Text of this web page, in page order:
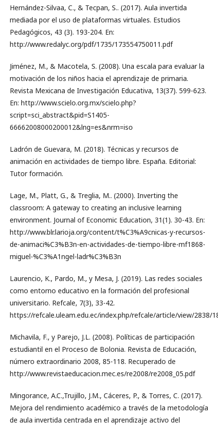
Hernández-Silvaa, C., & Tecpan, S.. (2017). Aula invertida
mediada por el uso de plataformas virtuales. Estudios
Pedagógicos, 43 (3). 193-204. En:
http://www.redalyc.org/pdf/1735/173554750011.pdf
Jiménez, M., & Macotela, S. (2008). Una escala para evaluar la
motivación de los niños hacia el aprendizaje de primaria.
Revista Mexicana de Investigación Educativa, 13(37). 599-623.
En: http://www.scielo.org.mx/scielo.php?
script=sci_abstract&pid=S1405-
66662008000200012&lng=es&nrm=iso
Ladrón de Guevara, M. (2018). Técnicas y recursos de
animación en actividades de tiempo libre. España. Editorial:
Tutor formación.
Lage, M., Platt, G., & Treglia, M.. (2000). Inverting the
classroom: A gateway to creating an inclusive learning
environment. Journal of Economic Education, 31(1). 30-43. En:
http://www.blr.larioja.org/content/t%C3%A9cnicas-y-recursos-
de-animaci%C3%B3n-en-actividades-de-tiempo-libre-mf1868-
miguel-%C3%A1ngel-ladr%C3%B3n
Laurencio, K., Pardo, M., y Mesa, J. (2019). Las redes sociales
como entorno educativo en la formación del profesional
universitario. Refcale, 7(3), 33-42.
https://refcale.uleam.edu.ec/index.php/refcale/article/view/2838/
Michavila, F., y Parejo, J.L. (2008). Políticas de participación
estudiantil en el Proceso de Bolonia. Revista de Educación,
número extraordinario 2008, 85-118. Recuperado de
http://www.revistaeducacion.mec.es/re2008/re2008_05.pdf
Mingorance, A.C.,Trujillo, J.M., Cáceres, P., & Torres, C. (2017).
Mejora del rendimiento académico a través de la metodología
de aula invertida centrada en el aprendizaje activo del